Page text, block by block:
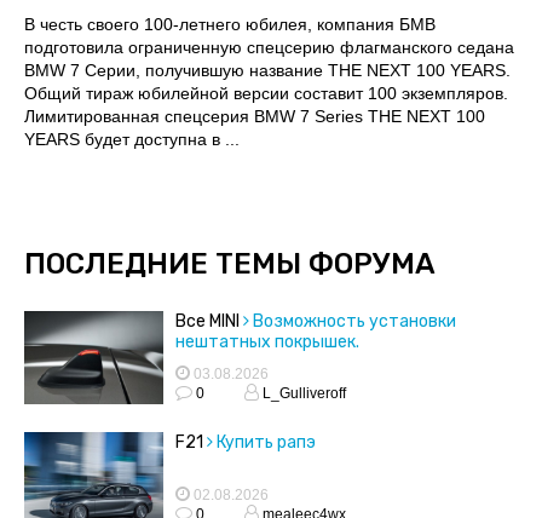
В честь своего 100-летнего юбилея, компания БМВ
подготовила ограниченную спецсерию флагманского седана
BMW 7 Серии, получившую название THE NEXT 100 YEARS.
Общий тираж юбилейной версии составит 100 экземпляров.
Лимитированная спецсерия BMW 7 Series THE NEXT 100
YEARS будет доступна в ...
ПОСЛЕДНИЕ ТЕМЫ ФОРУМА
Все MINI
Возможность установки
нештатных покрышек.
03.08.2026
0
L_Gulliveroff
F21 Купить рапэ
02.08.2026
0
mealeec4wx